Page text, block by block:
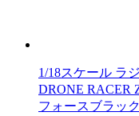
1/18スケール ラ
DRONE RACER
フォースブラッ